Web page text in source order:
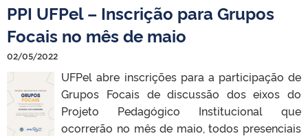
TELEFONES
PPI UFPel – Inscrição para Grupos
Focais no mês de maio
02/05/2022
UFPel abre inscrições para a participação de
Grupos Focais de discussão dos eixos do
Projeto Pedagógico Institucional que
ocorrerão no mês de maio, todos presenciais